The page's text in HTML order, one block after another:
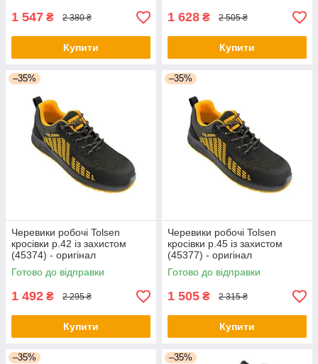
1 547 ₴ 2 380 ₴
Купити
1 628 ₴ 2 505 ₴
Купити
–35%
Черевики робочі Tolsen
кросівки р.42 із захистом
(45374) - оригінал
Готово до відправки
1 492 ₴ 2 295 ₴
Купити
–35%
Черевики робочі Tolsen
кросівки р.45 із захистом
(45377) - оригінал
Готово до відправки
1 505 ₴ 2 315 ₴
Купити
–35% –35%